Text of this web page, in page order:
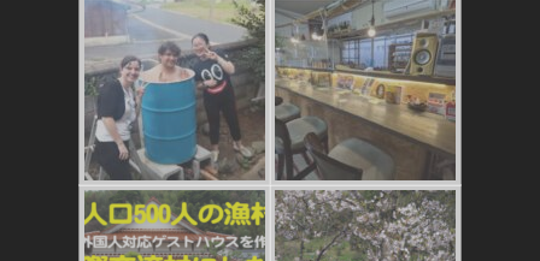
かたゑ庵ワークシ
ョップ、ベジスシ